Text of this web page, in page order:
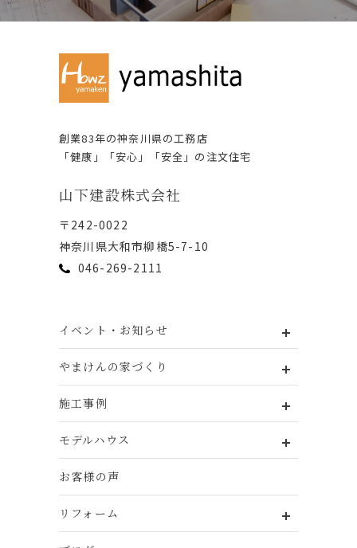
創業83年の神奈川県の⼯務店
「健康」「安⼼」「安全」の注⽂住宅
⼭下建設株式会社
〒242-0022
神奈川県⼤和市柳橋5-7-10
046-269-2111
イベント・お知らせ
やまけんの家づくり
施工事例
モデルハウス
お客様の声
リフォーム